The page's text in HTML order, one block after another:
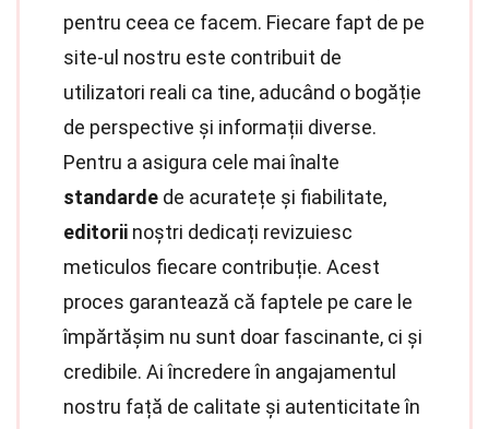
pentru ceea ce facem. Fiecare fapt de pe
site-ul nostru este contribuit de
utilizatori reali ca tine, aducând o bogăție
de perspective și informații diverse.
Pentru a asigura cele mai înalte
standarde de acuratețe și fiabilitate,
editorii noștri dedicați revizuiesc
meticulos fiecare contribuție. Acest
proces garantează că faptele pe care le
împărtășim nu sunt doar fascinante, ci și
credibile. Ai încredere în angajamentul
nostru față de calitate și autenticitate în